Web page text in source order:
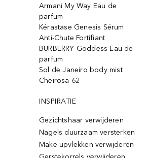
Armani My Way Eau de
parfum
Kérastase Genesis Sérum
Anti-Chute Fortifiant
BURBERRY Goddess Eau de
parfum
Sol de Janeiro body mist
Cheirosa 62
INSPIRATIE
Gezichtshaar verwijderen
Nagels duurzaam versterken
Make-upvlekken verwijderen